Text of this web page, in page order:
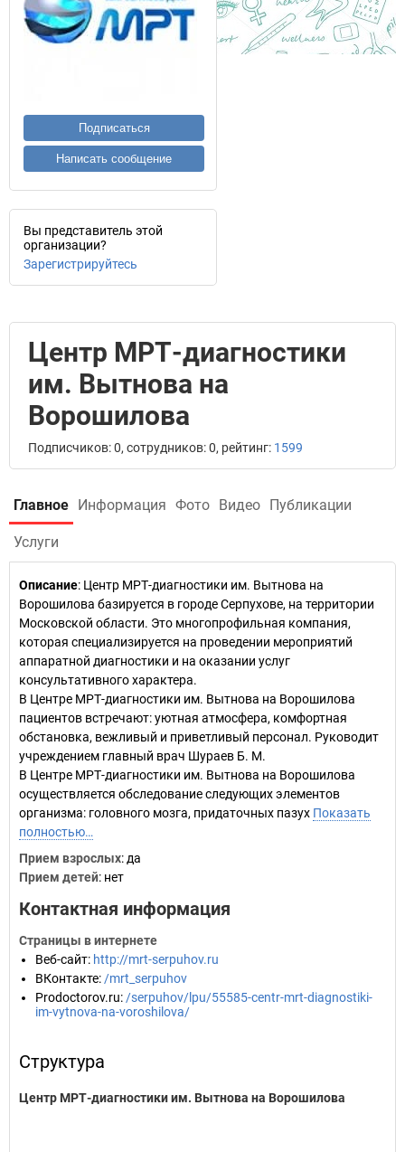
Подписаться
Написать сообщение
Вы представитель этой
организации?
Зарегистрируйтесь
Центр МРТ-диагностики
им. Вытнова на
Ворошилова
Подписчиков: 0, сотрудников: 0, рейтинг: 1599
Главное Информация Фото Видео Публикации
Услуги
Описание: Центр МРТ-диагностики им. Вытнова на
Ворошилова базируется в городе Серпухове, на территории
Московской области. Это многопрофильная компания,
которая специализируется на проведении мероприятий
аппаратной диагностики и на оказании услуг
консультативного характера.
В Центре МРТ-диагностики им. Вытнова на Ворошилова
пациентов встречают: уютная атмосфера, комфортная
обстановка, вежливый и приветливый персонал. Руководит
учреждением главный врач Шураев Б. М.
В Центре МРТ-диагностики им. Вытнова на Ворошилова
осуществляется обследование следующих элементов
организма: головного мозга, придаточных пазух Показать
полностью…
Прием взрослых: да
Прием детей: нет
Контактная информация
Страницы в интернете
Веб-сайт: http://mrt-serpuhov.ru
ВКонтакте: /mrt_serpuhov
Prodoctorov.ru: /serpuhov/lpu/55585-centr-mrt-diagnostiki-
im-vytnova-na-voroshilova/
Структура
Центр МРТ-диагностики им. Вытнова на Ворошилова